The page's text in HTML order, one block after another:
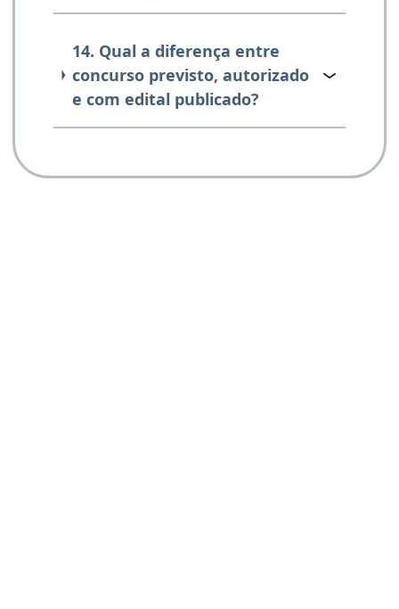
14. Qual a diferença entre
concurso previsto, autorizado
e com edital publicado?